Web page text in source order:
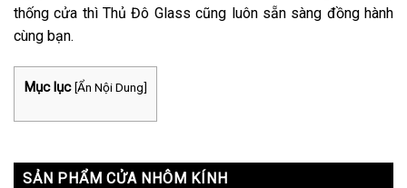
thống cửa thì Thủ Đô Glass cũng luôn sẵn sàng đồng hành
cùng bạn.
Mục lục [Ẩn Nội Dung]
SẢN PHẨM CỬA NHÔM KÍNH